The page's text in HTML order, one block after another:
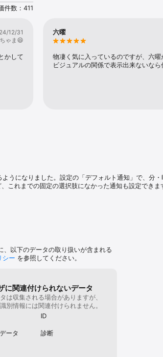
件数：411
12/31
ちゃま😄
かして
六曜
物凄く気に入っているのですが、六
ビジュアルの関係で表示出来ないなら
うになりました。設定の「デフォルト通知」で、分・
れまでの固定の選択肢になかった通知も設定できま
ンのデザインの方が良かった」というご要望にお応え
スタイル」で、実際の見た目をプレビューしながらお
国への配信を再開するための対応です）。EU のプライ
いようにしました。
ナライズ広告への同意をいつでも確認・変更・撤回で
示します。
、以下のデータの取り扱いが含まれる
シー を参照してください。
に関連付けられないデータ
は収集される場合がありますが、
別情報には関連付けられません。
ID
ータ 診断